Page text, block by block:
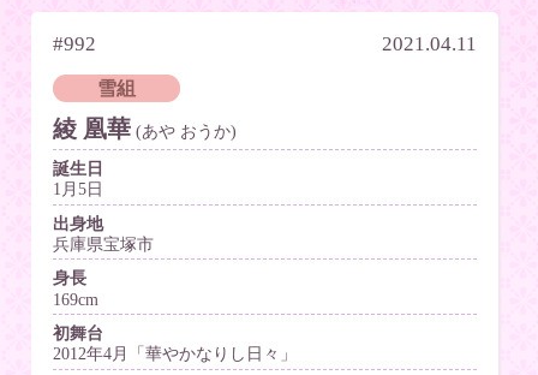
#992 2021.04.11
雪組
綾 凰華 (あや おうか)
誕生日
1月5日
出身地
兵庫県宝塚市
身長
169cm
初舞台
2012年4月「華やかなりし日々」